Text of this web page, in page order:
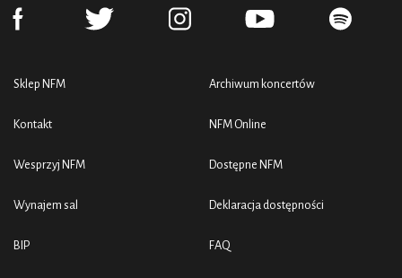
Sklep NFM
Kontakt
Wesprzyj NFM
Wynajem sal
BIP
Archiwum koncertów
NFM Online
Dostępne NFM
Deklaracja dostępności
FAQ